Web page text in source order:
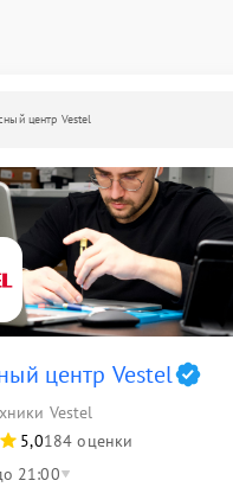
центр Vestel
центр Vestel
Vestel
5,0184 оценки
21:00